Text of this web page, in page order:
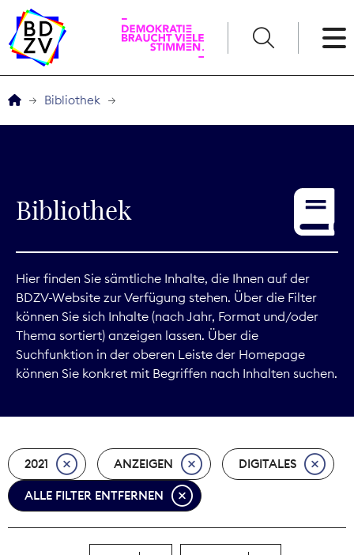
Service
Digitales
Kommunikation
Marktdaten
Nachhaltigkeit
Nachwuchs
Nova Award
Bibliothek
Bibliothek
Hier finden Sie sämtliche Inhalte, die Ihnen auf der
BDZV-Website zur Verfügung stehen. Über die Filter
können Sie sich Inhalte (nach Jahr, Format und/oder
Thema sortiert) anzeigen lassen. Über die
Suchfunktion in der oberen Leiste der Homepage
können Sie konkret mit Begriffen nach Inhalten suchen.
2021 ANZEIGEN DIGITALES
ALLE FILTER ENTFERNEN